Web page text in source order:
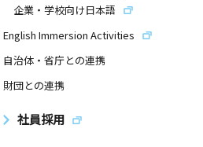
企業・学校向け日本語
English Immersion Activities
自治体・省庁との連携
財団との連携
社員採用